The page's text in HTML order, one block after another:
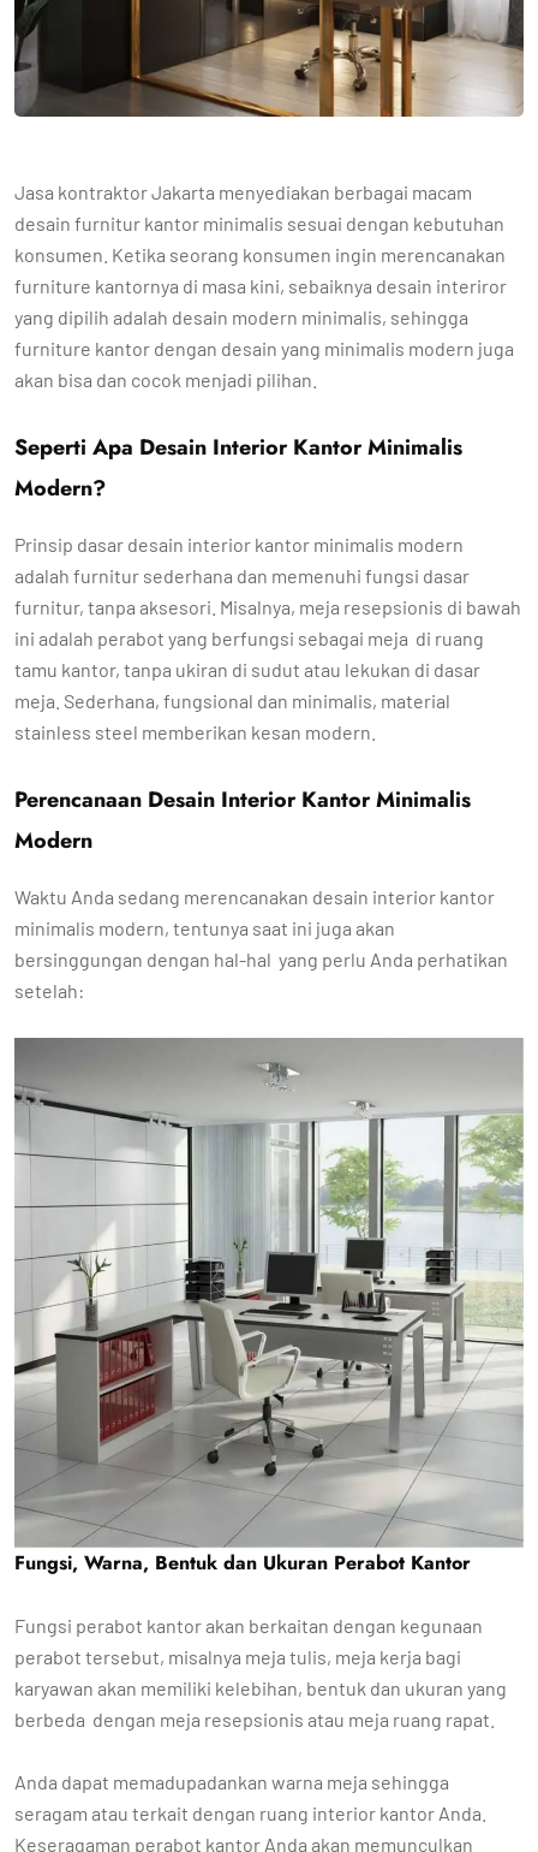
Jasa kontraktor Jakarta menyediakan berbagai macam
desain furnitur kantor minimalis sesuai dengan kebutuhan
konsumen. Ketika seorang konsumen ingin merencanakan
furniture kantornya di masa kini, sebaiknya desain interiror
yang dipilih adalah desain modern minimalis, sehingga
furniture kantor dengan desain yang minimalis modern juga
akan bisa dan cocok menjadi pilihan.
Seperti Apa Desain Interior Kantor Minimalis
Modern?
Prinsip dasar desain interior kantor minimalis modern
adalah furnitur sederhana dan memenuhi fungsi dasar
furnitur, tanpa aksesori. Misalnya, meja resepsionis di bawah
ini adalah perabot yang berfungsi sebagai meja di ruang
tamu kantor, tanpa ukiran di sudut atau lekukan di dasar
meja. Sederhana, fungsional dan minimalis, material
stainless steel memberikan kesan modern.
Perencanaan Desain Interior Kantor Minimalis
Modern
Waktu Anda sedang merencanakan desain interior kantor
minimalis modern, tentunya saat ini juga akan
bersinggungan dengan hal-hal yang perlu Anda perhatikan
setelah:
Fungsi, Warna, Bentuk dan Ukuran Perabot Kantor
Fungsi perabot kantor akan berkaitan dengan kegunaan
perabot tersebut, misalnya meja tulis, meja kerja bagi
karyawan akan memiliki kelebihan, bentuk dan ukuran yang
berbeda dengan meja resepsionis atau meja ruang rapat.
Anda dapat memadupadankan warna meja sehingga
seragam atau terkait dengan ruang interior kantor Anda.
Keseragaman perabot kantor Anda akan memunculkan